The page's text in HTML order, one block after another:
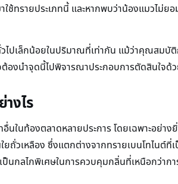
ช้ทรายประเภทนี้ และหากพบว่าน้องแมวไม่
ปเล็กน้อยในปริมาณที่เท่ากัน แม้ว่าคุณสมบั
องนำจุดนี้ไปพิจารณาประกอบการตัดสินใจด้
งไร
ในท้องตลาดหลายประการ โดยเฉพาะอย่า
วเหลือง ซึ่งแตกต่างจากทรายเบนโทไนต์
ลไกพิเศษในการควบคุมกลิ่นที่เหนือกว่าก